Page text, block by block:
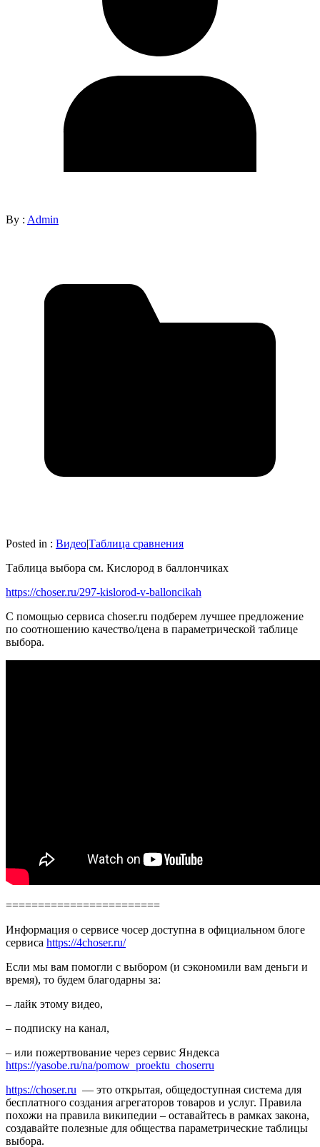
By : Admin
Posted in : Видео|Таблица сравнения
Таблица выбора см. Кислород в баллончиках
https://choser.ru/297-kislorod-v-balloncikah
С помощью сервиса choser.ru подберем лучшее предложение
по соотношению качество/цена в параметрической таблице
выбора.
========================
Информация о сервисе чосер доступна в официальном блоге
сервиса https://4choser.ru/
Если мы вам помогли с выбором (и сэкономили вам деньги и
время), то будем благодарны за:
– лайк этому видео,
– подписку на канал,
– или пожертвование через сервис Яндекса
https://yasobe.ru/na/pomow_proektu_choserru
https://choser.ru — это открытая, общедоступная система для
бесплатного создания агрегаторов товаров и услуг. Правила
похожи на правила википедии – оставайтесь в рамках закона,
создавайте полезные для общества параметрические таблицы
выбора.